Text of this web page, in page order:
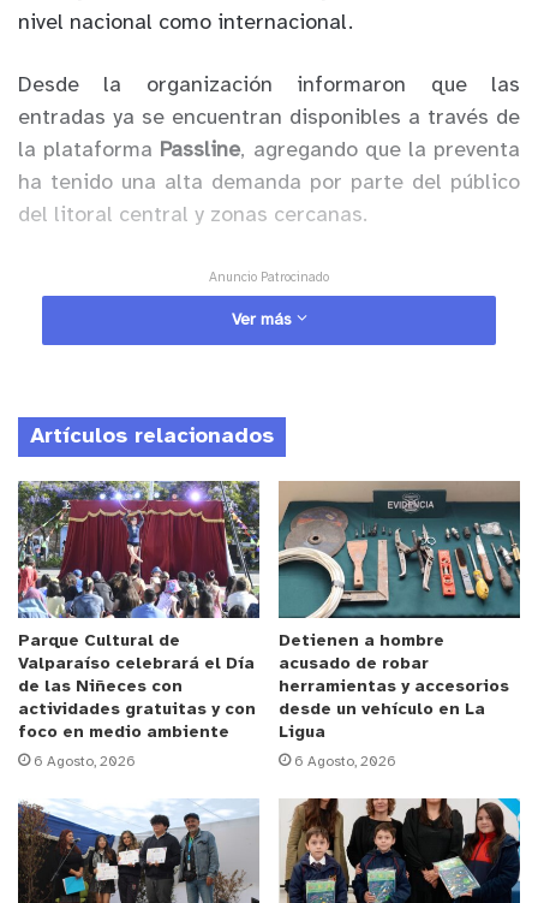
nivel nacional como internacional.
Desde la organización informaron que las
entradas ya se encuentran disponibles a través de
la plataforma Passline, agregando que la preventa
ha tenido una alta demanda por parte del público
del litoral central y zonas cercanas.
Anuncio Patrocinado
El montaje busca acercar producciones teatrales
de alto nivel a espacios culturales locales,
Zapallar y sus alrededores.
Las funciones se realizarán enCarlos León Briceño
779, en un espacio que ha destacado por promover
actividades culturales abiertas a la comunidad.
y tú, ¿qué opinas?
Ver más
Artículos relacionados
Parque Cultural de
Valparaíso celebrará el Día
de las Niñeces con
actividades gratuitas y con
foco en medio ambiente
6 Agosto, 2026
Detienen a hombre
acusado de robar
herramientas y accesorios
desde un vehículo en La
Ligua
6 Agosto, 2026